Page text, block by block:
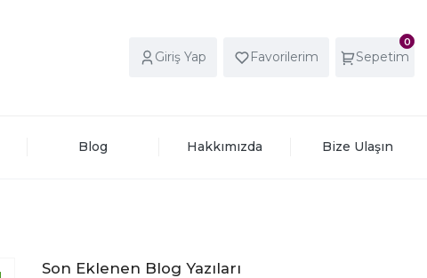
Giriş Yap Favorilerim
0
Sepetim
Blog Hakkımızda Bize Ulaşın
Son Eklenen Blog Yazıları